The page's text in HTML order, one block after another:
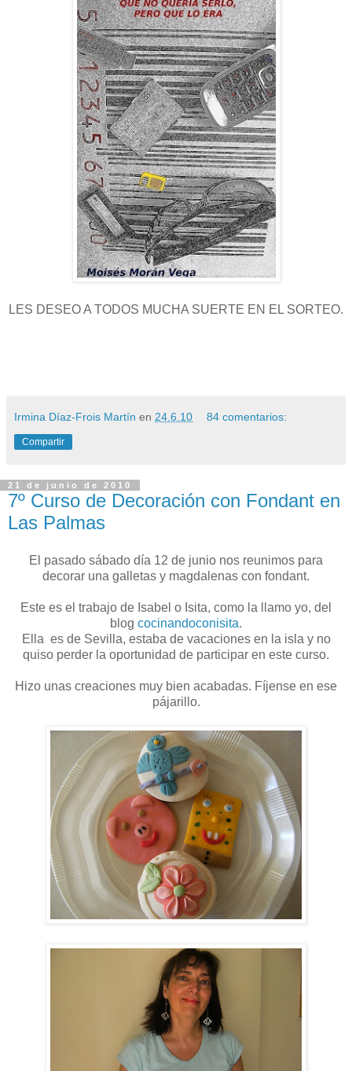
LES DESEO A TODOS MUCHA SUERTE EN EL SORTEO.
Irmina Díaz-Frois Martín en 24.6.10 84 comentarios:
Compartir
21 de junio de 2010
7º Curso de Decoración con Fondant en
Las Palmas
El pasado sábado día 12 de junio nos reunimos para
decorar una galletas y magdalenas con fondant.
Este es el trabajo de Isabel o Isita, como la llamo yo, del
blog cocinandoconisita.
Ella es de Sevilla, estaba de vacaciones en la isla y no
quiso perder la oportunidad de participar en este curso.
Hizo unas creaciones muy bien acabadas. Fíjense en ese
pájarillo.